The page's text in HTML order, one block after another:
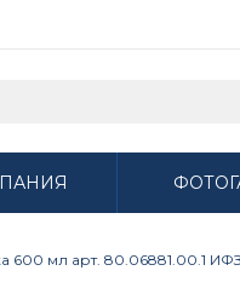
600 мл арт. 80.06881.00.1 ИФЗ